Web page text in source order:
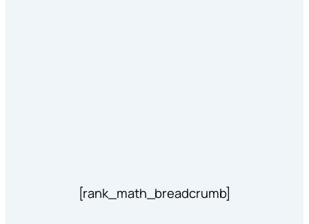
[rank_math_breadcrumb]